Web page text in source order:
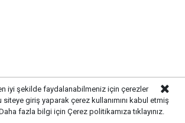
Yetkili ekipler, kent genelinde
yönelik kontrollerini artırarak gerekli
başladı.
iyi şekilde faydalanabilmeniz için çerezler
siteye giriş yaparak çerez kullanımını kabul etmiş
fazla bilgi için Çerez politikamıza tıklayınız.